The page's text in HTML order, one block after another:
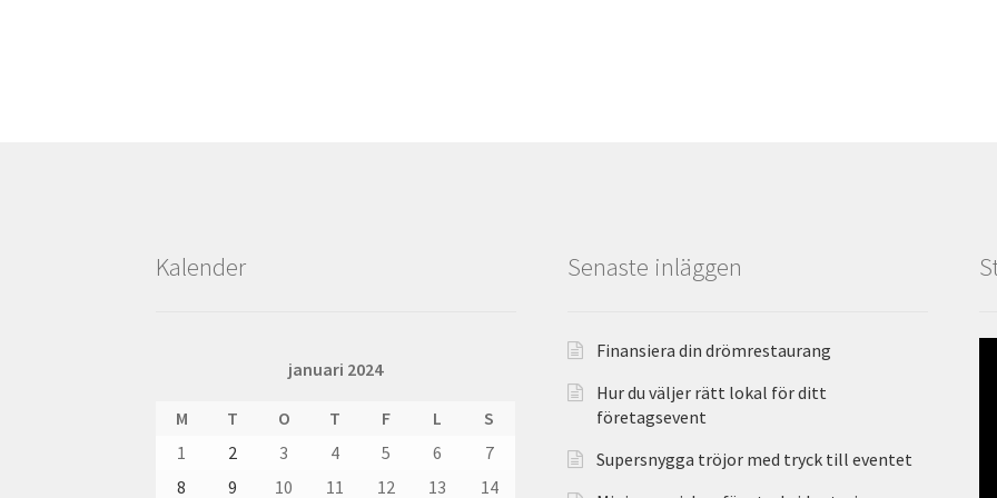
Kalender
januari 2024
M T O T F L
S
1
2 3 4 5 6
7
8
9 10 11 12 13 14
Senaste inläggen
Finansiera din drömrestaurang
Hur du väljer rätt lokal för ditt
företagsevent
Supersnygga tröjor med tryck till eventet